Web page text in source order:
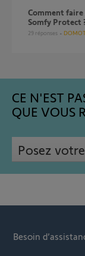
Comment faire en sorte que Tahoma détecte à nouveau
Somfy Protect
29 réponses
CE N'EST
QUE VOUS
Posez
Besoin